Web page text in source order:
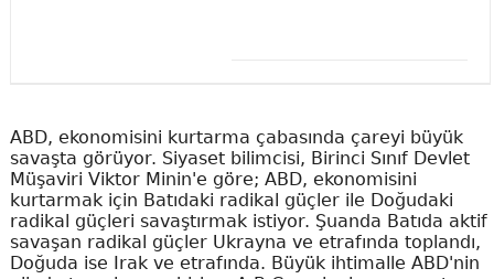
ABD, ekonomisini kurtarma çabasında çareyi büyük
savaşta görüyor. Siyaset bilimcisi, Birinci Sınıf Devlet
Müşaviri Viktor Minin'e göre; ABD, ekonomisini
kurtarmak için Batıdaki radikal güçler ile Doğudaki
radikal güçleri savaştırmak istiyor. Şuanda Batıda aktif
savaşan radikal güçler Ukrayna ve etrafında toplandı,
Doğuda ise Irak ve etrafında. Büyük ihtimalle ABD'nin